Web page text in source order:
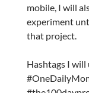
mobile, I will
experiment
that project.
Hashtags I will